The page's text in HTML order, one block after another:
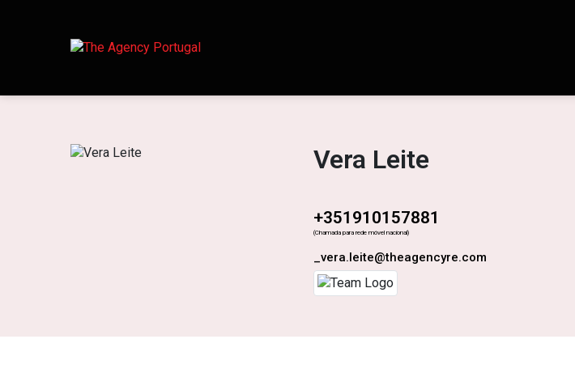
Vera Leite
+351910157881
(Chamada para rede móvel nacional)
_vera.leite@theagencyre.com